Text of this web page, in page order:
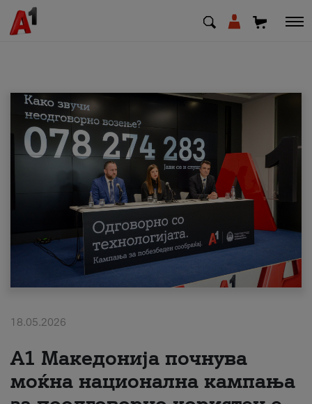
МК EN SQ
Деловни
Поддршка
Надополни кредит
#ПодобарОнлајн
18.05.2026
A1 Македонија почнува
моќна национална кампања